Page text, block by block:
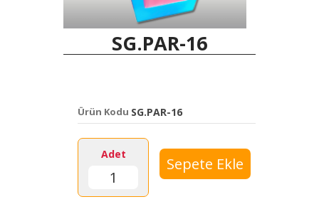
SG.PAR-16
Ürün Kodu SG.PAR-16
Adet